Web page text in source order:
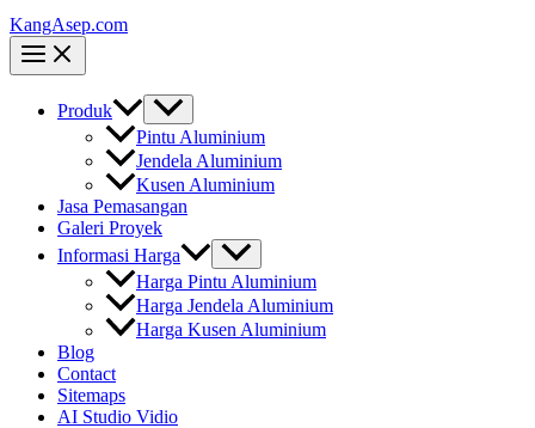
KangAsep.com
Produk
Pintu Aluminium
Jendela Aluminium
Kusen Aluminium
Jasa Pemasangan
Galeri Proyek
Informasi Harga
Harga Pintu Aluminium
Harga Jendela Aluminium
Harga Kusen Aluminium
Blog
Contact
Sitemaps
AI Studio Vidio